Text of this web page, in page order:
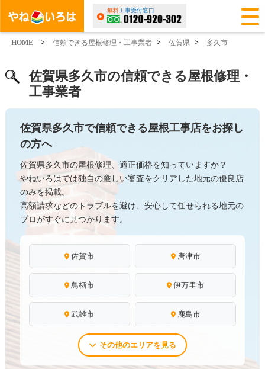
無料工事受付窓口
HOME > 信頼できる屋根修理・工事業者 > 佐賀県 > 多久市
佐賀県多久市の信頼できる屋根修理・
工事業者
佐賀県多久市で信頼できる屋根工事店をお探し
の方へ
佐賀県多久市の屋根修理、適正価格を知っていますか？
やねいろはでは独自の厳しい審査をクリアした地元の優良店
のみを掲載。
高額請求などのトラブルを避け、安心して任せられる地元の
プロがすぐに見つかります。
佐賀市 唐津市
鳥栖市 伊万里市
武雄市 鹿島市
その他のエリアを見る